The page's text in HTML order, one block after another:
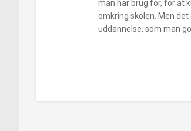
man har brug for, for at
omkring skolen. Men
uddannelse, som man